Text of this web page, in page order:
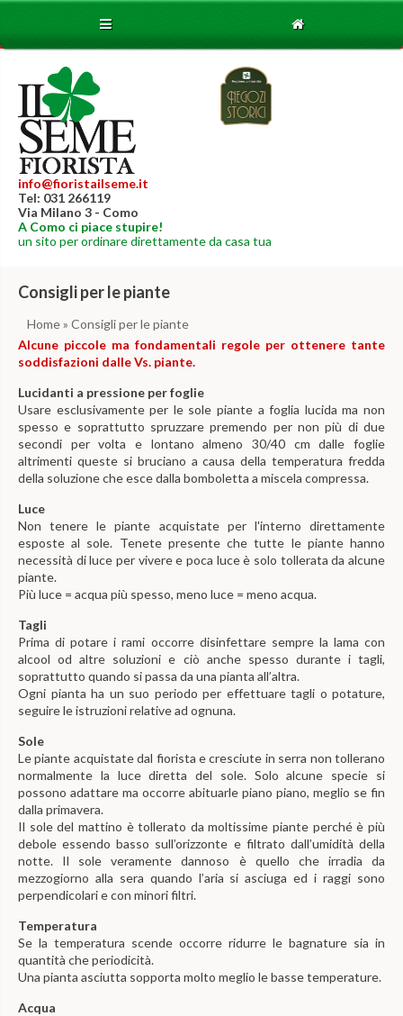
info@fioristailseme.it
Tel: 031 266119
Via Milano 3 - Como
A Como ci piace stupire!
un sito per ordinare direttamente da casa tua
Consigli per le piante
Home» Consigli per le piante
Alcune piccole ma fondamentali regole per ottenere tante
soddisfazioni dalle Vs. piante.
Lucidanti a pressione per foglie
Usare esclusivamente per le sole piante a foglia lucida ma non
spesso e soprattutto spruzzare premendo per non più di due
secondi per volta e lontano almeno 30/40 cm dalle foglie
altrimenti queste si bruciano a causa della temperatura fredda
della soluzione che esce dalla bomboletta a miscela compressa.
Luce
Non tenere le piante acquistate per l'interno direttamente
esposte al sole. Tenete presente che tutte le piante hanno
necessità di luce per vivere e poca luce è solo tollerata da alcune
piante.
Più luce = acqua più spesso, meno luce = meno acqua.
Tagli
Prima di potare i rami occorre disinfettare sempre la lama con
alcool od altre soluzioni e ciò anche spesso durante i tagli,
soprattutto quando si passa da una pianta all’altra.
Ogni pianta ha un suo periodo per effettuare tagli o potature,
seguire le istruzioni relative ad ognuna.
Sole
Le piante acquistate dal fiorista e cresciute in serra non tollerano
normalmente la luce diretta del sole. Solo alcune specie si
possono adattare ma occorre abituarle piano piano, meglio se fin
dalla primavera.
Il sole del mattino è tollerato da moltissime piante perché è più
debole essendo basso sull’orizzonte e filtrato dall’umidità della
notte. Il sole veramente dannoso è quello che irradia da
mezzogiorno alla sera quando l’aria si asciuga ed i raggi sono
perpendicolari e con minori filtri.
Temperatura
Se la temperatura scende occorre ridurre le bagnature sia in
quantità che periodicità.
Una pianta asciutta sopporta molto meglio le basse temperature.
Acqua